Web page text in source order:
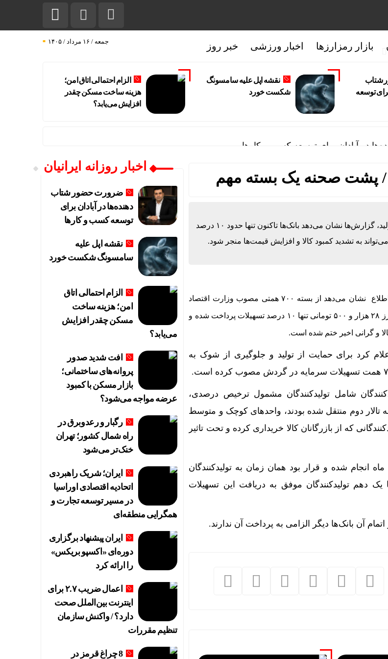
بازار رمزارزها اخبار ورزشی خبر روز جمعه / ۱۶ مرداد / ۱۴۰۵
شتاب
توسعه
نقشه اپل علیه سامسونگ
شکست خورد
الزام احتمالی اتاق امن؛
هزینه ساخت مسکن چقدر
افزایش می‌یابد؟
در آبادان برای توسعه کسب‌ و کارها
هزینه ساخت مسکن چقدر افزایش می‌یابد؟
کشور؛ تهران خنک‌تر می‌شود
اقتصادی اوراسیا در مسیر توسعه تجارت و همگرایی منطقه‌ای
گمشده‌ای که دوباره به بورس بازگشت
کشاورزی لغو شد
جزییات
سازمان هواپیمایی، بازرسی و تعزیرات در عملیات پروازی اربعین
افزایش + جدول
هزینه‌کرد مسئولیت اجتماعی در کدال مکلف شدند
استان تهران تا شنبه
هواپیمایی مجارستان
با وجود گذشت سه ماه از ابلاغ بسته ۷۰۰ همتی دولت برای حمایت از تولید، گزارش‌ها نشان می‌دهد بانک‌ها تاکنون تنها حدود ۱۰ درصد
به تشدید کمبود کالا و افزایش قیمت‌ها منجر شود.
به گزارش اقتصاد آنلاین به نقل از فارس، کسب اطلاع نشان می‌دهد از بسته ۷۰۰ همتی مصوب وزارت اقتصاد
برای تامین سرمایه در گردش صنایع بعد از حذف ارز ۲۸ هزار و ۵۰۰ تومانی تنها ۱۰ درصد تسهیلات پرداخت شده و
کرد برای حمایت از تولید و جلوگیری از شوک به
به ۴ گروه از تولیدکنندگان شامل تولیدکنندگان مشمول ترخیص درصدی،
به تالار دوم منتقل شده بودند، واحد‌های کوچک و متوسط
که از بازرگانان کالا خریداری کرده و تحت تاثیر
انجام شده و قرار بود همان زمان به تولیدکنندگان
اما بعد از گذشت ۳ ماه تنها یک دهم تولیدکنندگان موفق به دریافت این تسهیلات
اخبار روزانه ایرانیان
ضرورت حضور شتاب
‌دهنده‌ها در آبادان برای
توسعه کسب‌ و کارها
نقشه اپل علیه
سامسونگ شکست خورد
الزام احتمالی اتاق
امن؛ هزینه ساخت
مسکن چقدر افزایش
می‌یابد؟
افت شدید صدور
پروانه‌های ساختمانی؛
بازار مسکن با کمبود
عرضه مواجه می‌شود؟
رگبار و رعدوبرق در
راه شمال کشور؛ تهران
خنک‌تر می‌شود
ایران؛ شریک راهبردی
اتحادیه اقتصادی اوراسیا
در مسیر توسعه تجارت و
همگرایی منطقه‌ای
ایران پیشنهاد برگزاری
دوره‌ای «اکسپو بریکس»
را ارائه کرد
اعمال ضریب ۲.۷ برای
اینترنت بین‌الملل صحت
دارد؟ / واکنش سازمان
تنظیم مقررات
8 چراغ قرمز در